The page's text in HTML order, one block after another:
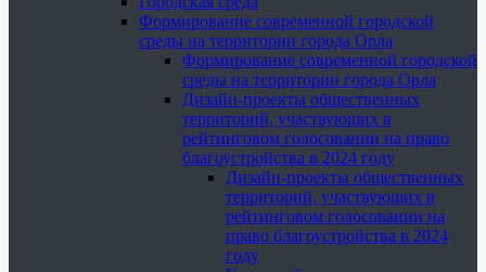
Формирование современной городской
среды на территории города Орла
Формирование современной городской
среды на территории города Орла
Дизайн-проекты общественных
территорий, участвующих в
рейтинговом голосовании на право
благоустройства в 2024 году
Дизайн-проекты общественных
территорий, участвующих в
рейтинговом голосовании на
право благоустройства в 2024
году